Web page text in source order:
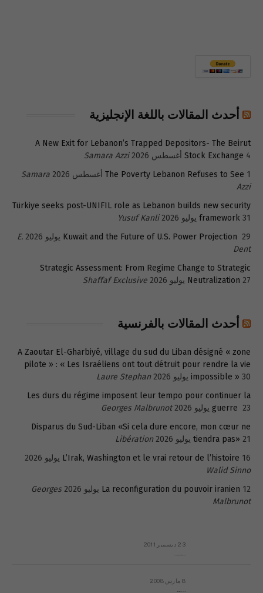
أحدث المقالات باللغة الإنجليزية
A New Exit for Lebanon’s Trapped Depositors- The Beirut
Stock Exchange 4 أغسطس 2026
Samara Azzi
The Poverty Lebanon Refuses to See 1 أغسطس 2026
Samara
Azzi
Türkiye seeks post-UNIFIL role as Lebanon builds new security
framework 31 يوليو 2026
Yusuf Kanli
Kuwait and the Future of U.S. Power Projection 29 يوليو 2026
E.
Dent
Strategic Assessment: From Regime Change to Strategic
Neutralization 27 يوليو 2026 Shaffaf Exclusive
أحدث المقالات بالفرنسية
A Zaoutar El-Gharbiyé, village du sud du Liban désigné « zone
pilote » : « Les Israéliens ont tout détruit pour rendre la vie
impossible » 30 يوليو 2026
Laure Stephan
Les durs du régime imposent leur tempo pour continuer la
guerre 23 يوليو 2026
Georges Malbrunot
Disparus du Sud-Liban «Si cela dure encore, mon cœur ne
tiendra pas» 21 يوليو 2026
Libération
L’Irak, Washington et le vrai retour de l’histoire 16 يوليو 2026
Walid Sinno
La reconfiguration du pouvoir iranien 12 يوليو 2026
Georges
Malbrunot
23 ديسمبر 2011
8 مارس 2008